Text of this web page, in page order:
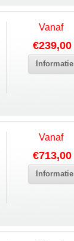
Vanaf
€239,00
Informatie
Vanaf
€713,00
Informatie